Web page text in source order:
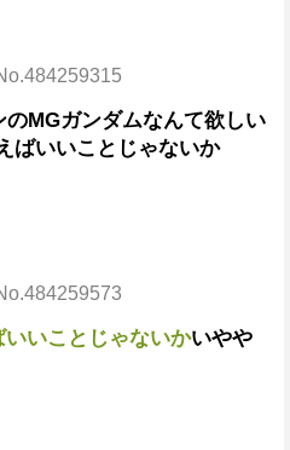
MGガンダムなんて欲しい
ばいいことじゃないか
いことじゃないかいやや